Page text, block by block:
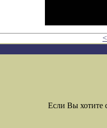
Если Вы хотите